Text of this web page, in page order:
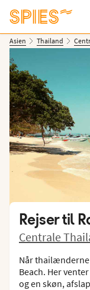
Asien Thailand
Vis billeder
Rejser til
Centrale
Når thailænderne
Beach. Her
og en skøn,